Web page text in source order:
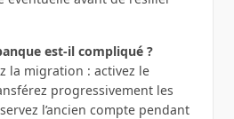
est‑il compliqué ?
la migration : activez le
progressivement les
l’ancien compte pendant